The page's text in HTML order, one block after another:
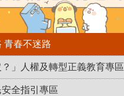
青春不迷路
？」人權及轉型正義教育專區
全指引專區